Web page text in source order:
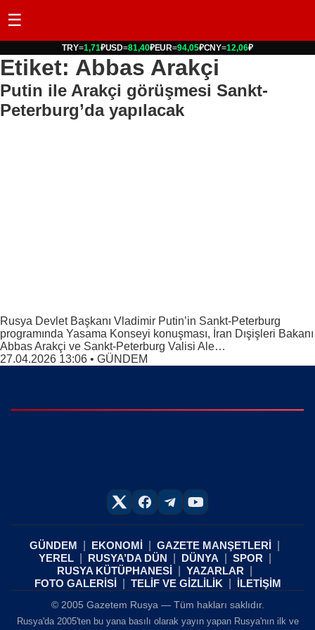
☰
TRY=1,71₽USD=81,40₽EUR=94,05₽CNY=12,06₽
Etiket: Abbas Arakçi
Putin ile Arakçi görüşmesi Sankt-
Peterburg’da yapılacak
Rusya Devlet Başkanı Vladimir Putin’in Sankt-Peterburg
programında Yasama Konseyi konuşması, İran Dışişleri Bakanı
Abbas Arakçi ve Sankt-Peterburg Valisi Ale…
27.04.2026 13:06 • GÜNDEM
GÜNDEM EKONOMİ
GAZETE MANŞETLERİ
YEREL
RUSYA’DA DÜN DÜNYA
SPOR
RUSYA KÜTÜPHANESİ
YAZARLAR
FOTO GALERİSİ
TELİF VE GİZLİLİK İLETİŞİM
© 2005 Gazetem Rusya — Tüm hakları saklıdır.
Rusya'da 2005'ten bu yana basılı olarak yayın yapan Rusya'nın ilk ve